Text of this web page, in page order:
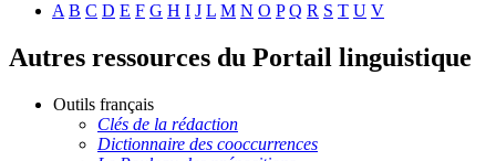
A B C D E F G H I J L M N O P Q R S T U V
Autres ressources du Portail linguistique
Outils français
Clés de la rédaction
Dictionnaire des cooccurrences